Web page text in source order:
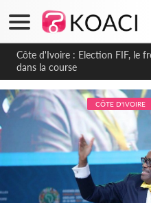
Côte d'Ivoire : Election FIF, le
dans la course
CÔTE D'IVOIRE